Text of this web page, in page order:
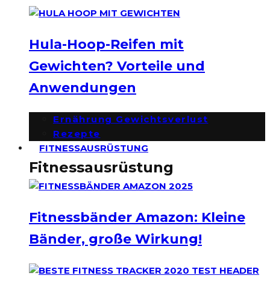
Hula-Hoop-Reifen mit
Gewichten? Vorteile und
Anwendungen
Ernährung Gewichtsverlust
Rezepte
FITNESSAUSRÜSTUNG
Fitnessausrüstung
Fitnessbänder Amazon: Kleine
Bänder, große Wirkung!